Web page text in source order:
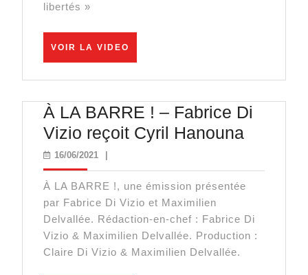
C’est
la
qui
s’en
sort
le
mieux»-
libertés »
VOIR LA VIDEO
À LA BARRE ! – Fabrice Di
Vizio reçoit Cyril Hanouna
BARRE
!
–
Fabrice
16/06/202116/06/2021
À LA BARRE !, une émission présentée
par Fabrice Di Vizio et Maximilien
Delvallée. Rédaction-en-chef : Fabrice Di
Vizio & Maximilien Delvallée. Production :
Claire Di Vizio & Maximilien Delvallée.